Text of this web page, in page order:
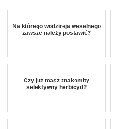
Na którego wodzireja weselnego
zawsze należy postawić?
Czy już masz znakomity
selektywny herbicyd?